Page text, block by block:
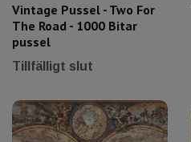
Vintage Pussel - Two For
The Road - 1000 Bitar
pussel
Tillfälligt slut